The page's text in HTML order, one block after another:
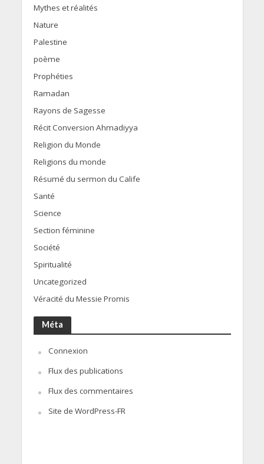
Mythes et réalités
Nature
Palestine
poème
Prophéties
Ramadan
Rayons de Sagesse
Récit Conversion Ahmadiyya
Religion du Monde
Religions du monde
Résumé du sermon du Calife
Santé
Science
Section féminine
Société
Spiritualité
Uncategorized
Véracité du Messie Promis
Méta
Connexion
Flux des publications
Flux des commentaires
Site de WordPress-FR